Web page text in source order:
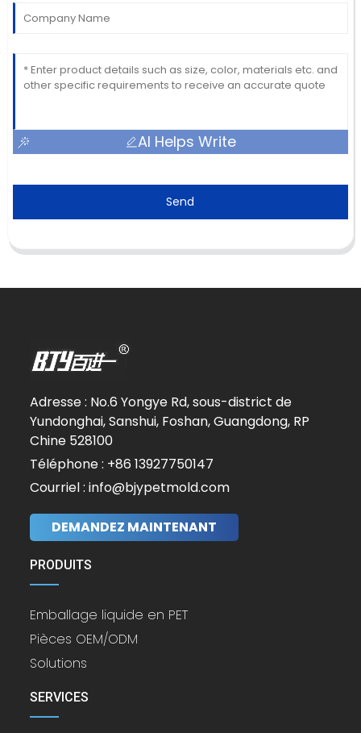
AI Helps Write
Send
Adresse : No.6 Yongye Rd, sous-district de
Yundonghai, Sanshui, Foshan, Guangdong, RP
Chine 528100
Téléphone : +86 13927750147
Courriel : info@bjypetmold.com
DEMANDEZ MAINTENANT
PRODUITS
Emballage liquide en PET
Pièces OEM/ODM
Solutions
SERVICES